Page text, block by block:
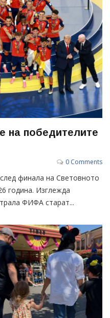
на победителите
0 Comments
финала на Световното
година. Изглежда
ФИФА старат...